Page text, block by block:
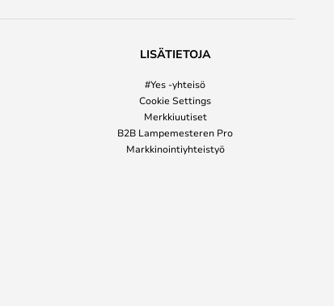
LISÄTIETOJA
#Yes -yhteisö
Cookie Settings
Merkkiuutiset
B2B Lampemesteren Pro
Markkinointiyhteistyö